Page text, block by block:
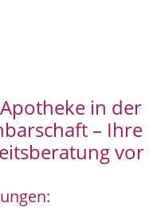
in der
– Ihre
vor